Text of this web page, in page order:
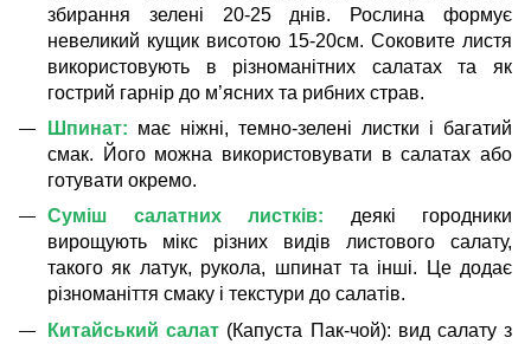
збирання зелені 20-25 днів. Рослина формує
невеликий кущик висотою 15-20см. Соковите листя
використовують в різноманітних салатах та як
гострий гарнір до м’ясних та рибних страв.
Шпинат: має ніжні, темно-зелені листки і багатий
смак. Його можна використовувати в салатах або
готувати окремо.
Суміш салатних листків: деякі городники
вирощують мікс різних видів листового салату,
такого як латук, рукола, шпинат та інші. Це додає
різноманіття смаку і текстури до салатів.
Китайський салат (Капуста Пак-чой): вид салату з